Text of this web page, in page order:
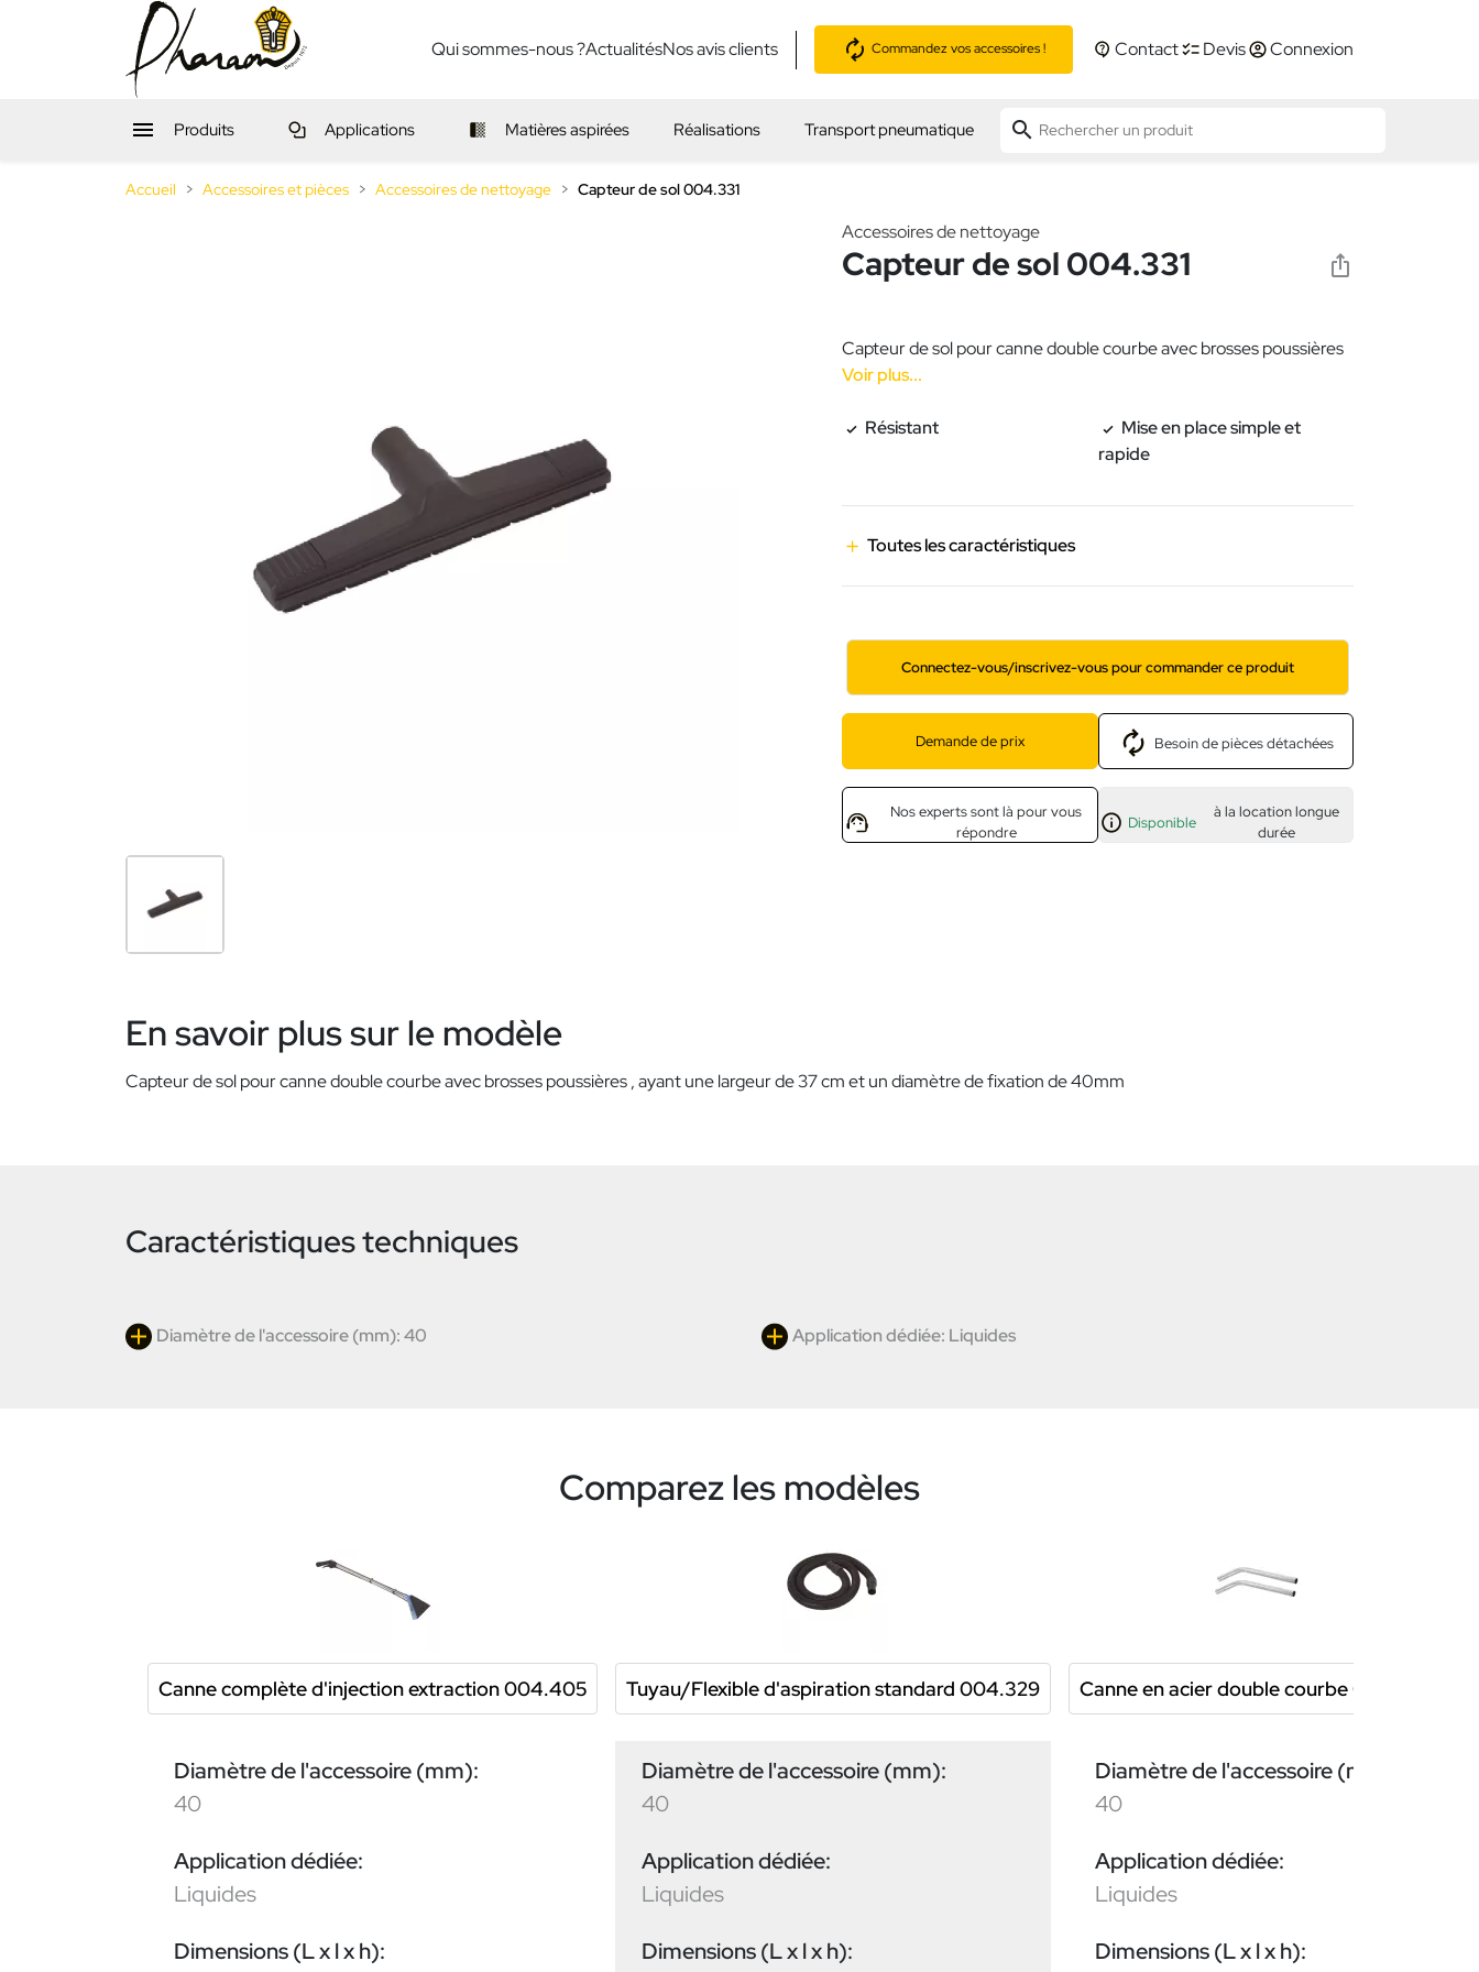
Qui sommes-nous ?ActualitésNos avis clients Commandez vos accessoires ! Contact Devis Connexion
 Produits Applications Matières aspirées Réalisations Transport pneumatique search
Accueil Accessoires et pièces Accessoires de nettoyage Capteur de sol 004.331
Accessoires de nettoyage
Capteur de sol 004.331
Capteur de sol pour canne double courbe avec brosses poussières
Voir plus...
Résistant
Mise en place simple et
rapide
Toutes les caractéristiques
Connectez-vous/inscrivez-vous pour commander ce produit
Demande de prix Besoin de pièces détachées
Nos experts sont là pour vous
répondre
Disponible
à la location longue
durée
En savoir plus sur le modèle
Capteur de sol pour canne double courbe avec brosses poussières , ayant une largeur de 37 cm et un diamètre de fixation de 40mm
Caractéristiques techniques
Diamètre de l'accessoire (mm): 40 Application dédiée: Liquides
Comparez les modèles
Canne complète d'injection extraction 004.405
Diamètre de l'accessoire (mm):
40
Application dédiée:
Liquides
Dimensions (L x l x h):
Tuyau/Flexible d'aspiration standard 004.329
Diamètre de l'accessoire (mm):
40
Application dédiée:
Liquides
Dimensions (L x l x h):
Canne en acier double courbe 004.046
Diamètre de l'accessoire (mm):
40
Application dédiée:
Liquides
Dimensions (L x l x h):